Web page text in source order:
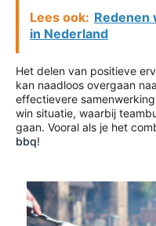
Lees ook: Redenen
in Nederland
Het delen van positieve
kan naadloos overgaan
effectievere
win situatie, waarbij
gaan. Vooral als je het
bbq!